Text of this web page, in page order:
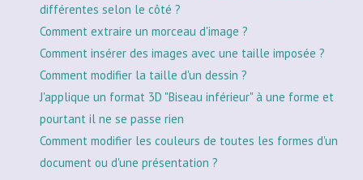
différentes selon le côté ?
Comment extraire un morceau d'image ?
Comment insérer des images avec une taille imposée ?
Comment modifier la taille d'un dessin ?
J'applique un format 3D "Biseau inférieur" à une forme et
pourtant il ne se passe rien
Comment modifier les couleurs de toutes les formes d'un
document ou d'une présentation ?